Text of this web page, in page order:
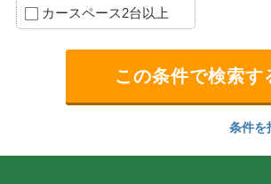
カースペース2台以上
条件を